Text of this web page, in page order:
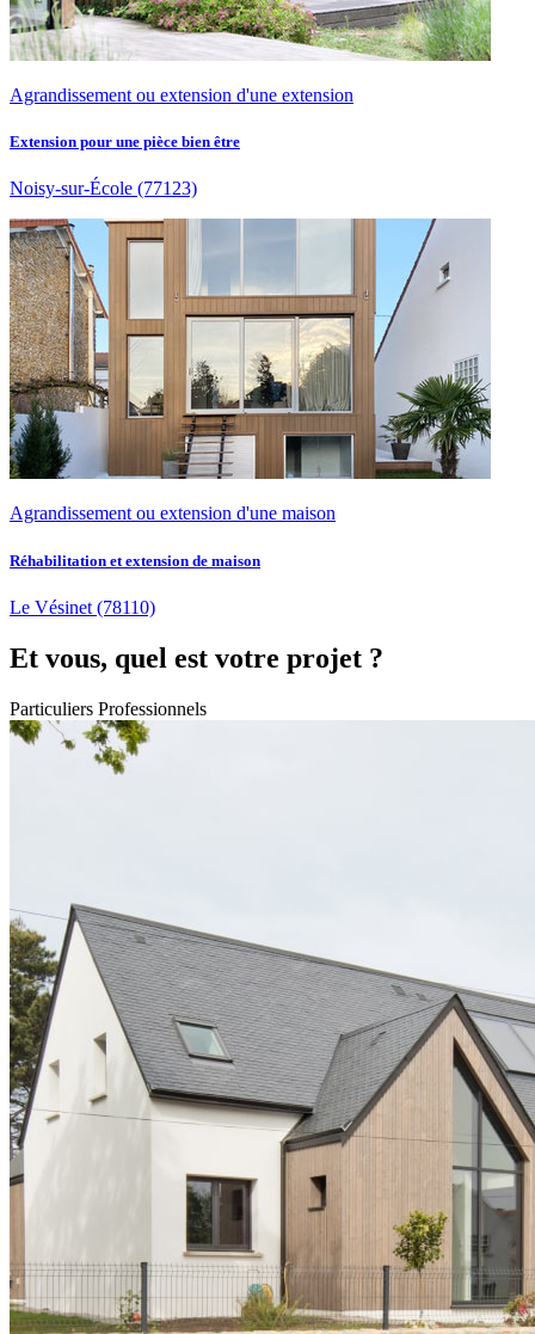
Agrandissement ou extension d'une extension
Extension pour une pièce bien être
Noisy-sur-École (77123)
Agrandissement ou extension d'une maison
Réhabilitation et extension de maison
Le Vésinet (78110)
Et vous, quel est votre projet ?
Particuliers Professionnels